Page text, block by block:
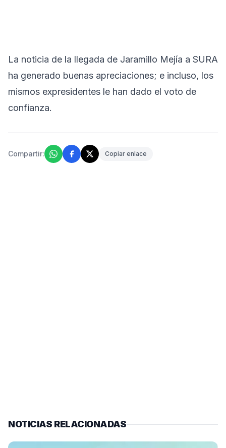
La noticia de la llegada de Jaramillo Mejía a SURA
ha generado buenas apreciaciones; e incluso, los
mismos expresidentes le han dado el voto de
confianza.
Compartir: Copiar enlace
NOTICIAS RELACIONADAS